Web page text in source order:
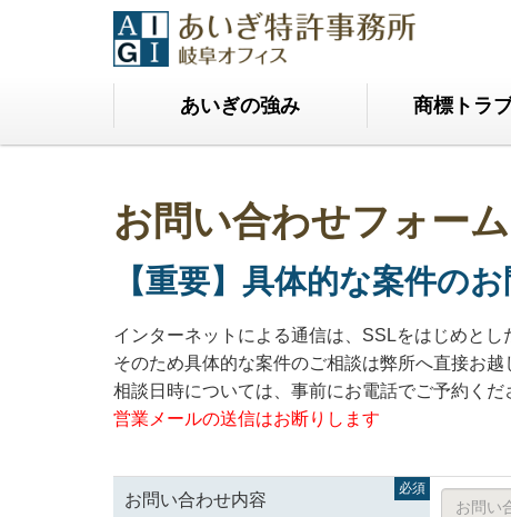
あいぎの強み 商標トラ
お問い合わせフォーム
【重要】具体的な案件の
インターネットによる通信は、SSLをはじめと
そのため具体的な案件のご相談は弊所へ直接お越
相談日時については、事前にお電話でご予約くだ
営業メールの送信はお断りします
お問い合わせ内容